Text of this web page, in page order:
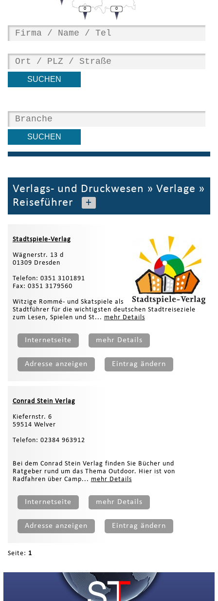
0 0
Verlags- und Druckwesen » Verlage »
Reiseführer
+
Stadtspiele-Verlag
Wägnerstr. 13 d
01309 Dresden
Telefon: 0351 3101891
Fax: 0351 3179560
Witzige Rommé- und Skatspiele als
Stadtführer für die wichtigsten deutschen Stadtreiseziele
zum Lesen, Spielen und St... mehr Details
Internetseite mehr Details
Adresse anzeigen Eintrag ändern
Conrad Stein Verlag
Kiefernstr. 6
59514 Welver
Telefon: 02384 963912
Bei dem Conrad Stein Verlag finden Sie Bücher und
Ratgeber rund um das Thema Outdoor. Hier ist von
Radfahren über Camp... mehr Details
Internetseite mehr Details
Adresse anzeigen Eintrag ändern
Seite: 1